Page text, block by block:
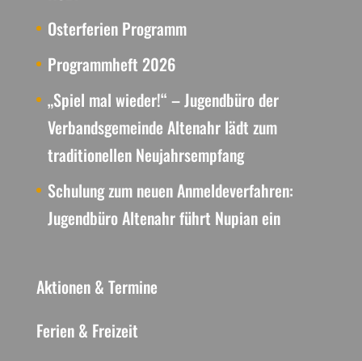
Osterferien Programm
Programmheft 2026
„Spiel mal wieder!“ – Jugendbüro der
Verbandsgemeinde Altenahr lädt zum
traditionellen Neujahrsempfang
Schulung zum neuen Anmeldeverfahren:
Jugendbüro Altenahr führt Nupian ein
Aktionen & Termine
Ferien & Freizeit